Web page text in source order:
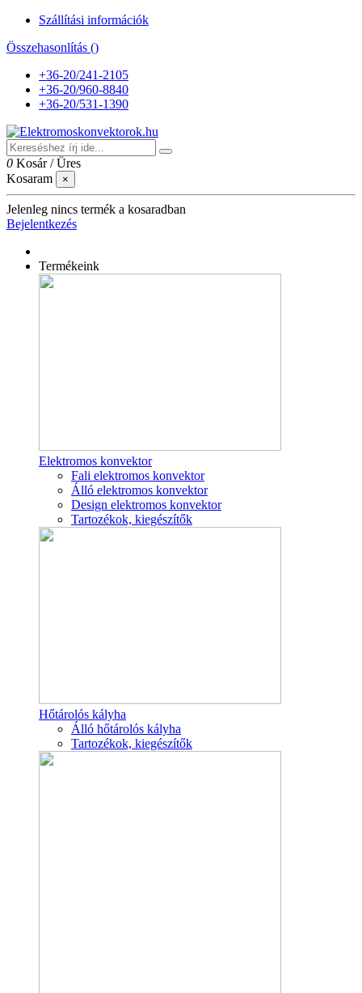
Szállítási információk
Összehasonlítás ()
+36-20/241-2105
+36-20/960-8840
+36-20/531-1390
0 Kosár /Üres
Kosaram
×
Jelenleg nincs termék a kosaradban
Bejelentkezés
Termékeink
Elektromos konvektor
Fali elektromos konvektor
Álló elektromos konvektor
Design elektromos konvektor
Tartozékok, kiegészítők
Hőtárolós kályha
Álló hőtárolós kályha
Tartozékok, kiegészítők